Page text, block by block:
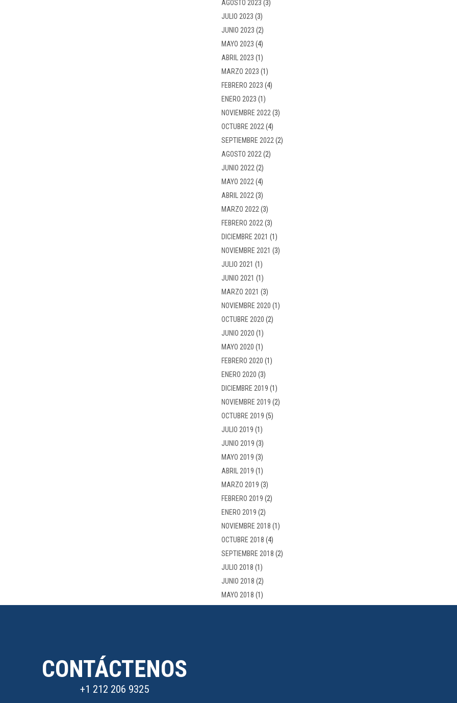
AGOSTO 2023 (3)
JULIO 2023 (3)
JUNIO 2023 (2)
MAYO 2023 (4)
ABRIL 2023 (1)
MARZO 2023 (1)
FEBRERO 2023 (4)
ENERO 2023 (1)
NOVIEMBRE 2022 (3)
OCTUBRE 2022 (4)
SEPTIEMBRE 2022 (2)
AGOSTO 2022 (2)
JUNIO 2022 (2)
MAYO 2022 (4)
ABRIL 2022 (3)
MARZO 2022 (3)
FEBRERO 2022 (3)
DICIEMBRE 2021 (1)
NOVIEMBRE 2021 (3)
JULIO 2021 (1)
JUNIO 2021 (1)
MARZO 2021 (3)
NOVIEMBRE 2020 (1)
OCTUBRE 2020 (2)
JUNIO 2020 (1)
MAYO 2020 (1)
FEBRERO 2020 (1)
ENERO 2020 (3)
DICIEMBRE 2019 (1)
NOVIEMBRE 2019 (2)
OCTUBRE 2019 (5)
JULIO 2019 (1)
JUNIO 2019 (3)
MAYO 2019 (3)
ABRIL 2019 (1)
MARZO 2019 (3)
FEBRERO 2019 (2)
ENERO 2019 (2)
NOVIEMBRE 2018 (1)
OCTUBRE 2018 (4)
SEPTIEMBRE 2018 (2)
JULIO 2018 (1)
JUNIO 2018 (2)
MAYO 2018 (1)
CONTÁCTENOS
+1 212 206 9325